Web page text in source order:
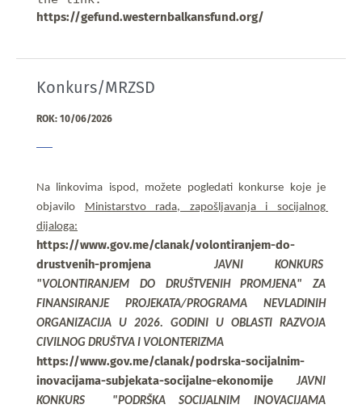
https://gefund.westernbalkansfund.org/
Konkurs/MRZSD
ROK: 10/06/2026
Na linkovima ispod, možete pogledati konkurse koje je
objavilo
Ministarstvo rada, zapošljavanja i socijalnog
dijaloga:
https://www.gov.me/clanak/volontiranjem-do-
drustvenih-promjena
JAVNI KONKURS
"VOLONTIRANJEM DO DRUŠTVENIH PROMJENA" ZA
FINANSIRANJE PROJEKATA/PROGRAMA NEVLADINIH
ORGANIZACIJA U 2026. GODINI U OBLASTI RAZVOJA
CIVILNOG DRUŠTVA I VOLONTERIZMA
https://www.gov.me/clanak/podrska-socijalnim-
inovacijama-subjekata-socijalne-ekonomije
JAVNI
KONKURS  "PODRŠKA SOCIJALNIM INOVACIJAMA